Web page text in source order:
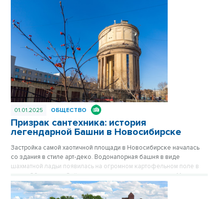
01.01.2025 ОБЩЕСТВО
Призрак сантехника: история
легендарной Башни в Новосибирске
Застройка самой хаотичной площади в Новосибирске началась
со здания в стиле арт-деко. Водонапорная башня в виде
шахматной ладьи появилась на огромном картофельном поле в
конце 30-х годов. Сейчас стильное здание на площади Маркса
спрятано за хрущевками, его хорошо видно только с высоких
точек обзора. Впрочем, с окружением Башне никогда не везло.